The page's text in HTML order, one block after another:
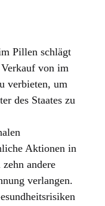
Pillen schlägt
von im
verbieten, um
des Staates zu
Aktionen in
andere
verlangen.